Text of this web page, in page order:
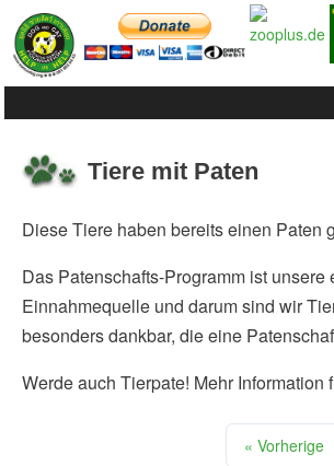
Tiere mit Paten
Diese Tiere haben bereits einen Paten
Das Patenschafts-Programm ist unsere
Einnahmequelle und darum sind wir
besonders dankbar, die eine
Werde auch Tierpate! Mehr Information
« Vorherige